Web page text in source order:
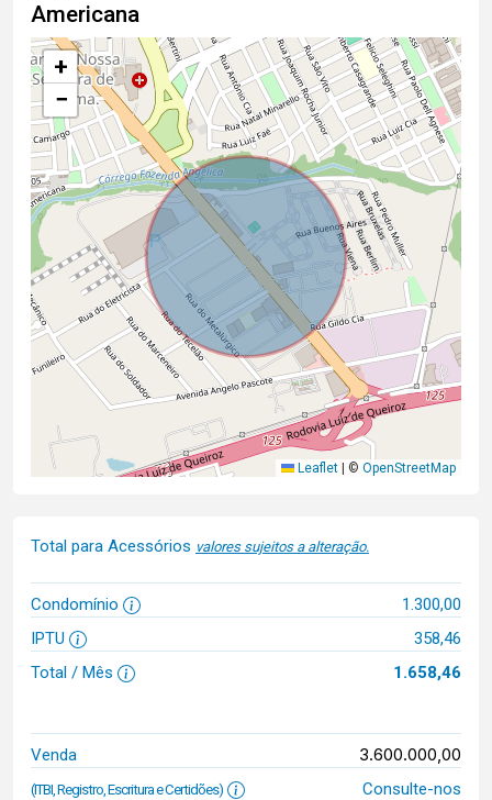
Americana
+
−
Leaflet © OpenStreetMap
Total para Acessórios valores sujeitos a alteração.
Condomínio
1.300,00
IPTU
358,46
Total / Mês
1.658,46
Venda 3.600.000,00
(ITBI, Registro, Escritura e Certidões)
Consulte-nos